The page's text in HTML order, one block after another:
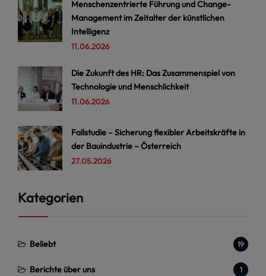
Menschenzentrierte Führung und Change-
Management im Zeitalter der künstlichen
Intelligenz
11.06.2026
Die Zukunft des HR: Das Zusammenspiel von
Technologie und Menschlichkeit
11.06.2026
Fallstudie – Sicherung flexibler Arbeitskräfte in
der Bauindustrie – Österreich
27.05.2026
Kategorien
Beliebt 19
Berichte über uns 1